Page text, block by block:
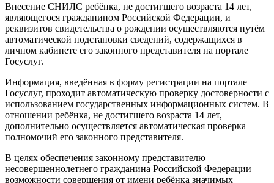
Внесение СНИЛС ребёнка, не достигшего возраста 14 лет,
являющегося гражданином Российской Федерации, и
реквизитов свидетельства о рождении осуществляются путём
автоматической подстановки сведений, содержащихся в
личном кабинете его законного представителя на портале
Госуслуг.
Информация, введённая в форму регистрации на портале
Госуслуг, проходит автоматическую проверку достоверности с
использованием государственных информационных систем. В
отношении ребёнка, не достигшего возраста 14 лет,
дополнительно осуществляется автоматическая проверка
полномочий его законного представителя.
В целях обеспечения законному представителю
несовершеннолетнего гражданина Российской Федерации
возможности совершения от имени ребёнка значимых